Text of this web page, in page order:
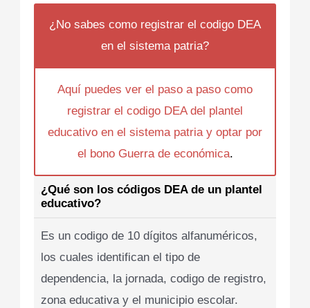
¿No sabes como registrar el codigo DEA
en el sistema patria?
Aquí puedes ver el paso a paso como
registrar el codigo DEA del plantel
educativo en el sistema patria y optar por
el bono Guerra de económica.
¿Qué son los códigos DEA de un plantel
educativo?
Es un codigo de 10 dígitos alfanuméricos,
los cuales identifican el tipo de
dependencia, la jornada, codigo de registro,
zona educativa y el municipio escolar.